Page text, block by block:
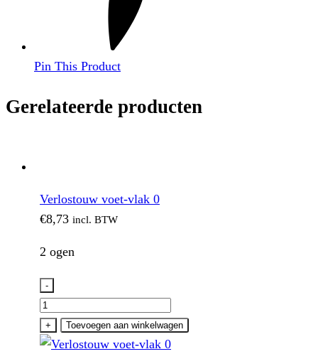
Pin This Product
Gerelateerde producten
Verlostouw voet-vlak 0
€8,73 incl. BTW
2 ogen
-
Verlostouw
voet-
vlak
+ Toevoegen aan winkelwagen